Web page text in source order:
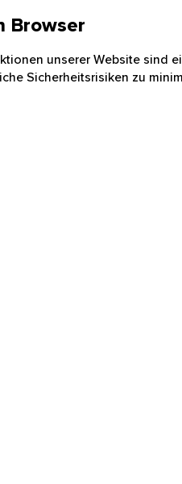
Browser
unserer Website sind
Sicherheitsrisiken zu